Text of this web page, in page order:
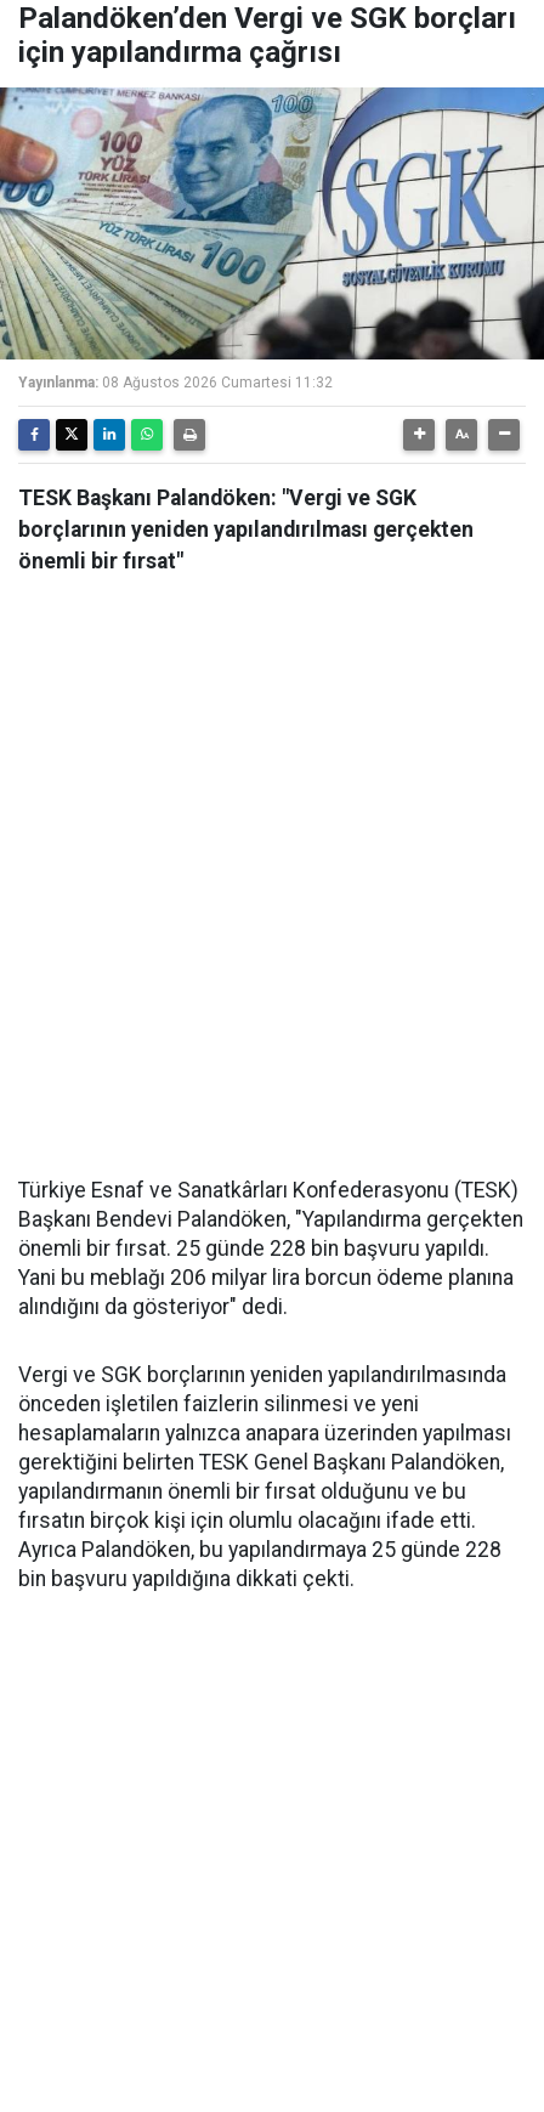
Palandöken’den Vergi ve SGK borçları
için yapılandırma çağrısı
Yayınlanma: 08 Ağustos 2026 Cumartesi 11:32
TESK Başkanı Palandöken: "Vergi ve SGK
borçlarının yeniden yapılandırılması gerçekten
önemli bir fırsat"
Türkiye Esnaf ve Sanatkârları Konfederasyonu (TESK)
Başkanı Bendevi Palandöken, "Yapılandırma gerçekten
önemli bir fırsat. 25 günde 228 bin başvuru yapıldı.
Yani bu meblağı 206 milyar lira borcun ödeme planına
alındığını da gösteriyor" dedi.
Vergi ve SGK borçlarının yeniden yapılandırılmasında
önceden işletilen faizlerin silinmesi ve yeni
hesaplamaların yalnızca anapara üzerinden yapılması
gerektiğini belirten TESK Genel Başkanı Palandöken,
yapılandırmanın önemli bir fırsat olduğunu ve bu
fırsatın birçok kişi için olumlu olacağını ifade etti.
Ayrıca Palandöken, bu yapılandırmaya 25 günde 228
bin başvuru yapıldığına dikkati çekti.